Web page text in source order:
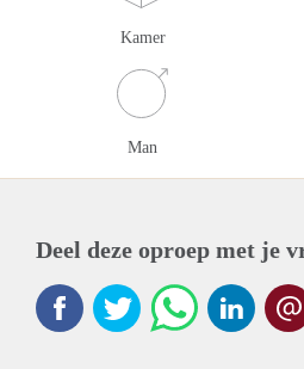
Kamer
Man
Deel deze oproep met je